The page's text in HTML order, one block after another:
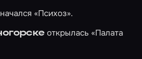
начался«Психоз».
открылась«Палата